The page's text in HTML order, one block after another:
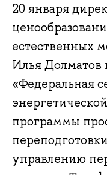
20 января
Илья
«Федеральная
программы
управлению